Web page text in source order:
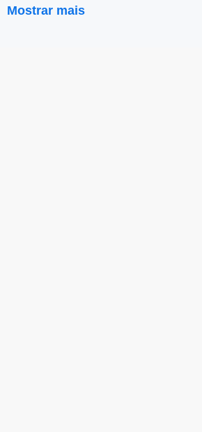
Mostrar mais